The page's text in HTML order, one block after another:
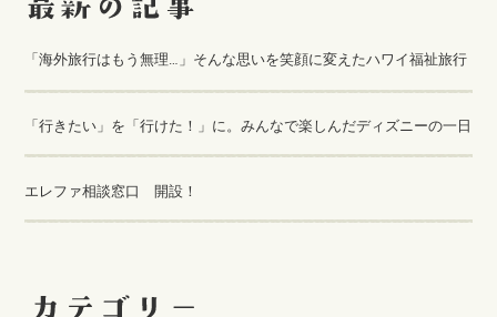
「海外旅行はもう無理…」そんな思いを笑顔に変えたハワイ福祉旅行
「行きたい」を「行けた！」に。みんなで楽しんだディズニーの一日
エレファ相談窓口 開設！